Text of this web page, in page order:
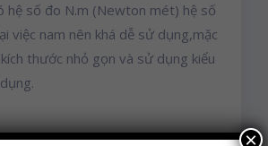
hệ số đo N.m (Newton mét) hệ số
việc nam nên khá dễ sử dụng,mặc
thước nhỏ gọn và sử dụng kiểu
×